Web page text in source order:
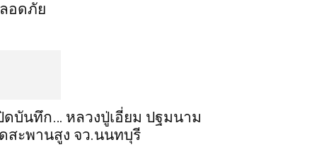
อดภัย​
ดบันทึก… หลวงปู่เอี่ยม ​ปฐม​นาม​
สะพานสูง​ จว.นนทบุรี